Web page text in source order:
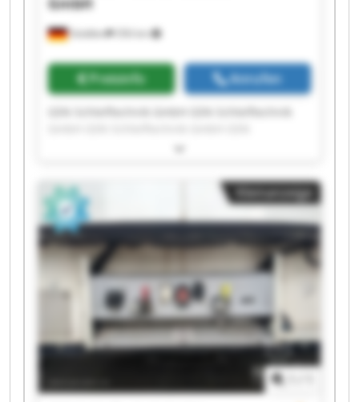
Stödtlen 356 km
Preisinfo Anrufen
Schleiftechnik GmbH GSN Schleiftechnik GmbH
GmbH GSN Schleiftechnik GmbH GSN
Schleiftechnik GmbH GSN Schleiftechnik GmbH
GSN Schleiftechnik GmbH GSN Schleiftechnik
GmbH GSN Schleiftechnik GmbH GSN
Schleiftechnik GmbH GSN Schleiftechnik GmbH
GSN Schleiftechnik GmbH GSN Schleiftechnik
GmbH GSN Schleiftechnik GmbH GSN
Schleiftechnik GmbH GSN Schleiftechnik GmbH
Kleinanzeige